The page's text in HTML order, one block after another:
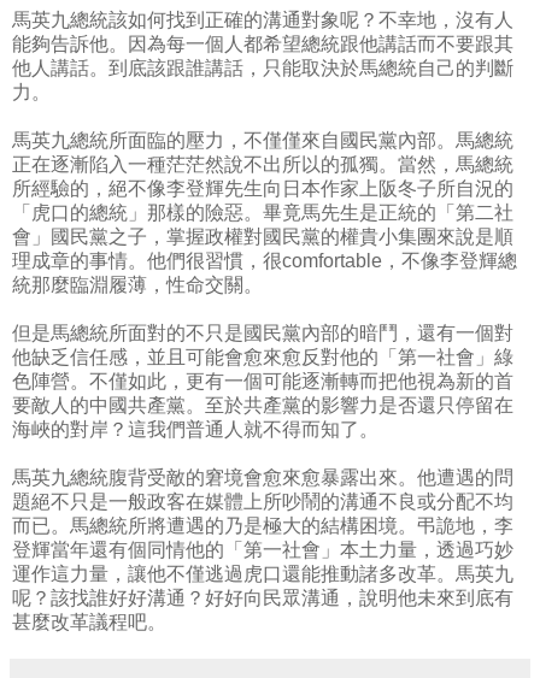
馬英九總統該如何找到正確的溝通對象呢？不幸地，沒有人
能夠告訴他。因為每一個人都希望總統跟他講話而不要跟其
他人講話。到底該跟誰講話，只能取決於馬總統自己的判斷
力。
馬英九總統所面臨的壓力，不僅僅來自國民黨內部。馬總統
正在逐漸陷入一種茫茫然說不出所以的孤獨。當然，馬總統
所經驗的，絕不像李登輝先生向日本作家上阪冬子所自況的
「虎口的總統」那樣的險惡。畢竟馬先生是正統的「第二社
會」國民黨之子，掌握政權對國民黨的權貴小集團來說是順
理成章的事情。他們很習慣，很comfortable，不像李登輝總
統那麼臨淵履薄，性命交關。
但是馬總統所面對的不只是國民黨內部的暗鬥，還有一個對
他缺乏信任感，並且可能會愈來愈反對他的「第一社會」綠
色陣營。不僅如此，更有一個可能逐漸轉而把他視為新的首
要敵人的中國共產黨。至於共產黨的影響力是否還只停留在
海峽的對岸？這我們普通人就不得而知了。
馬英九總統腹背受敵的窘境會愈來愈暴露出來。他遭遇的問
題絕不只是一般政客在媒體上所吵鬧的溝通不良或分配不均
而已。馬總統所將遭遇的乃是極大的結構困境。弔詭地，李
登輝當年還有個同情他的「第一社會」本土力量，透過巧妙
運作這力量，讓他不僅逃過虎口還能推動諸多改革。馬英九
呢？該找誰好好溝通？好好向民眾溝通，說明他未來到底有
甚麼改革議程吧。